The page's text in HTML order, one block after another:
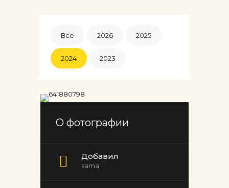
Все 2026 2025
2024 2023
О фотографии
Добавил
sama